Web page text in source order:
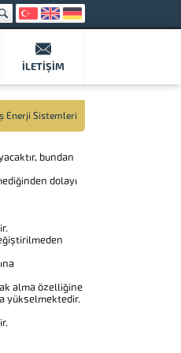
İLETIŞIM
Enerji Sistemleri
bundan
dolayı
alma özelliğine
yükselmektedir.